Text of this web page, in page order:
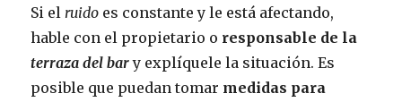
Si el ruido es constante y le está afectando,
hable con el propietario o responsable de la
terraza del bary explíquele la situación. Es
posible que puedan tomar medidas para